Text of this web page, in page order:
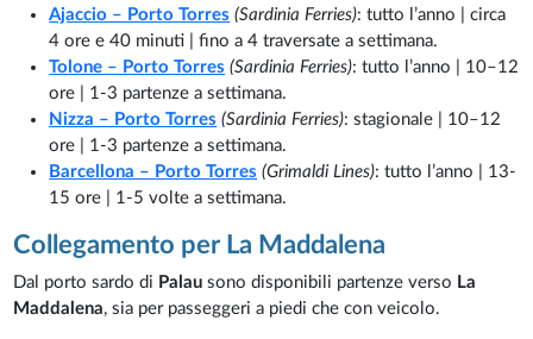
Ajaccio – Porto Torres (Sardinia Ferries): tutto l’anno | circa
4 ore e 40 minuti | fino a 4 traversate a settimana.
Tolone – Porto Torres (Sardinia Ferries): tutto l’anno | 10–12
ore | 1-3 partenze a settimana.
Nizza – Porto Torres (Sardinia Ferries): stagionale | 10–12
ore | 1-3 partenze a settimana.
Barcellona – Porto Torres (Grimaldi Lines): tutto l’anno | 13-
15 ore | 1-5 volte a settimana.
Collegamento per La Maddalena
Dal porto sardo di Palau sono disponibili partenze verso La
Maddalena, sia per passeggeri a piedi che con veicolo.